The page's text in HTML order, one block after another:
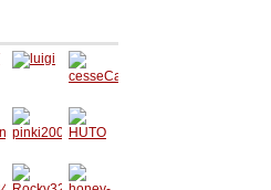
luigi
cesseC
athy
pinki20
03
HUTO